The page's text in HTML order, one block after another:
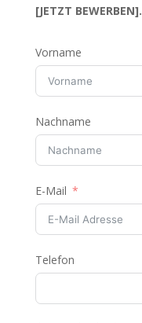
[JETZT BEWERBEN].
Vorname
Nachname
E-Mail
Telefon